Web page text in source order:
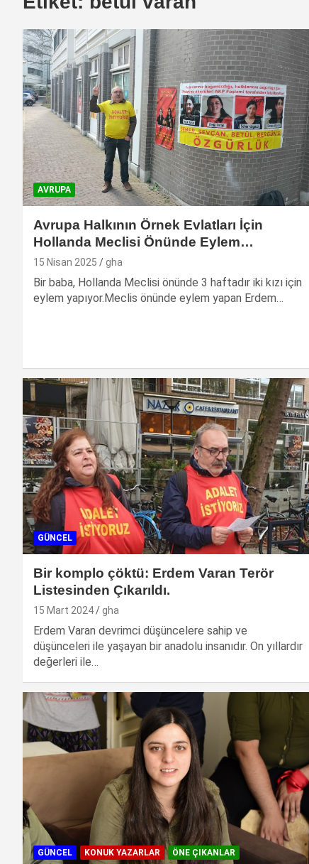
AVRUPA
Avrupa Halkının Örnek Evlatları İçin
Hollanda Meclisi Önünde Eylem…
15 Nisan 2025 gha
Bir baba, Hollanda Meclisi önünde 3 haftadır iki kızı için
eylem yapıyor.Meclis önünde eylem yapan Erdem…
GÜNCEL
Bir komplo çöktü: Erdem Varan Terör
Listesinden Çıkarıldı.
15 Mart 2024 gha
Erdem Varan devrimci düşüncelere sahip ve
düşünceleri ile yaşayan bir anadolu insanıdır. On yıllardır
değerleri ile…
GÜNCEL KONUK YAZARLAR ÖNE ÇIKANLAR